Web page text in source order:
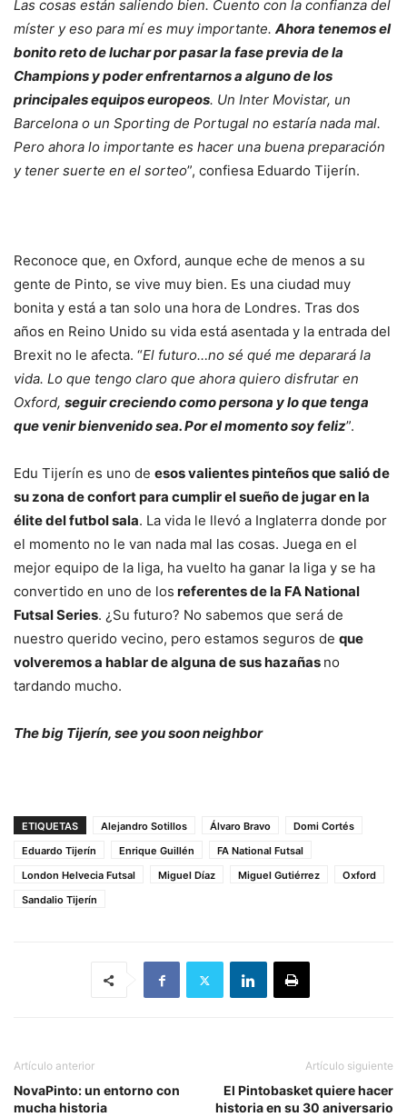
Las cosas están saliendo bien. Cuento con la confianza del
míster y eso para mí es muy importante. Ahora tenemos el
bonito reto de luchar por pasar la fase previa de la
Champions y poder enfrentarnos a alguno de los
principales equipos europeos. Un Inter Movistar, un
Barcelona o un Sporting de Portugal no estaría nada mal.
Pero ahora lo importante es hacer una buena preparación
y tener suerte en el sorteo”, confiesa Eduardo Tijerín.
Reconoce que, en Oxford, aunque eche de menos a su
gente de Pinto, se vive muy bien. Es una ciudad muy
bonita y está a tan solo una hora de Londres. Tras dos
años en Reino Unido su vida está asentada y la entrada del
Brexit no le afecta. “El futuro…no sé qué me deparará la
vida. Lo que tengo claro que ahora quiero disfrutar en
Oxford, seguir creciendo como persona y lo que tenga
que venir bienvenido sea. Por el momento soy feliz”.
Edu Tijerín es uno de esos valientes pinteños que salió de
su zona de confort para cumplir el sueño de jugar en la
élite del futbol sala. La vida le llevó a Inglaterra donde por
el momento no le van nada mal las cosas. Juega en el
mejor equipo de la liga, ha vuelto ha ganar la liga y se ha
convertido en uno de los referentes de la FA National
Futsal Series. ¿Su futuro? No sabemos que será de
nuestro querido vecino, pero estamos seguros de que
volveremos a hablar de alguna de sus hazañas no
tardando mucho.
The big Tijerín, see you soon neighbor
ETIQUETAS Alejandro Sotillos Álvaro Bravo
Domi Cortés
Eduardo Tijerín
Enrique Guillén
FA National Futsal
London Helvecia Futsal
Miguel Díaz Miguel Gutiérrez
Oxford
Sandalio Tijerín
Artículo anterior
NovaPinto: un entorno con
mucha historia
Artículo siguiente
El Pintobasket quiere hacer
historia en su 30 aniversario